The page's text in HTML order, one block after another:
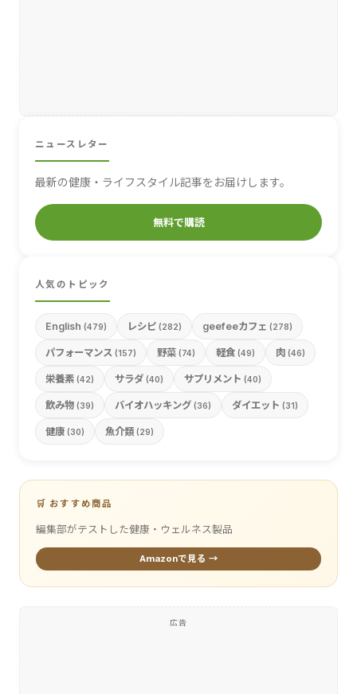
ニュースレター
最新の健康・ライフスタイル記事をお届けします。
無料で購読
人気のトピック
English (479) レシピ (282) geefeeカフェ (278)
パフォーマンス (157) 野菜 (74) 軽食 (49) 肉 (46)
栄養素 (42) サラダ (40) サプリメント (40)
飲み物 (39) バイオハッキング (36) ダイエット (31)
健康 (30) 魚介類 (29)
🛒 おすすめ商品
編集部がテストした健康・ウェルネス製品
Amazonで見る →
広告